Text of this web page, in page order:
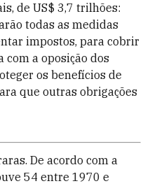
de US$ 3,7 trilhões:
todas as medidas
impostos, para cobrir
com a oposição dos
os benefícios de
que outras obrigações
De acordo com a
54 entre 1970 e